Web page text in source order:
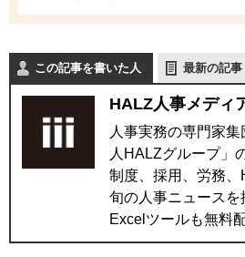
この記事を書いた人 最新の記事
HALZ人事メディ
人事実務の専門家
人HALZグループ」
制度、採用、労務
旬の人事ニュース
Excelツールも無料